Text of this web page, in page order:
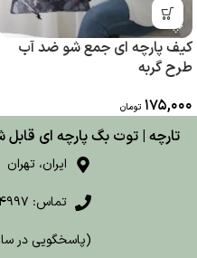
کیف پارچه ای جمع شو ضد آب
طرح گربه
175,000 تومان
تارچه | توت بگ پارچه ای
ایران، تهران
تماس: 09351094997
(پاسخگویی در